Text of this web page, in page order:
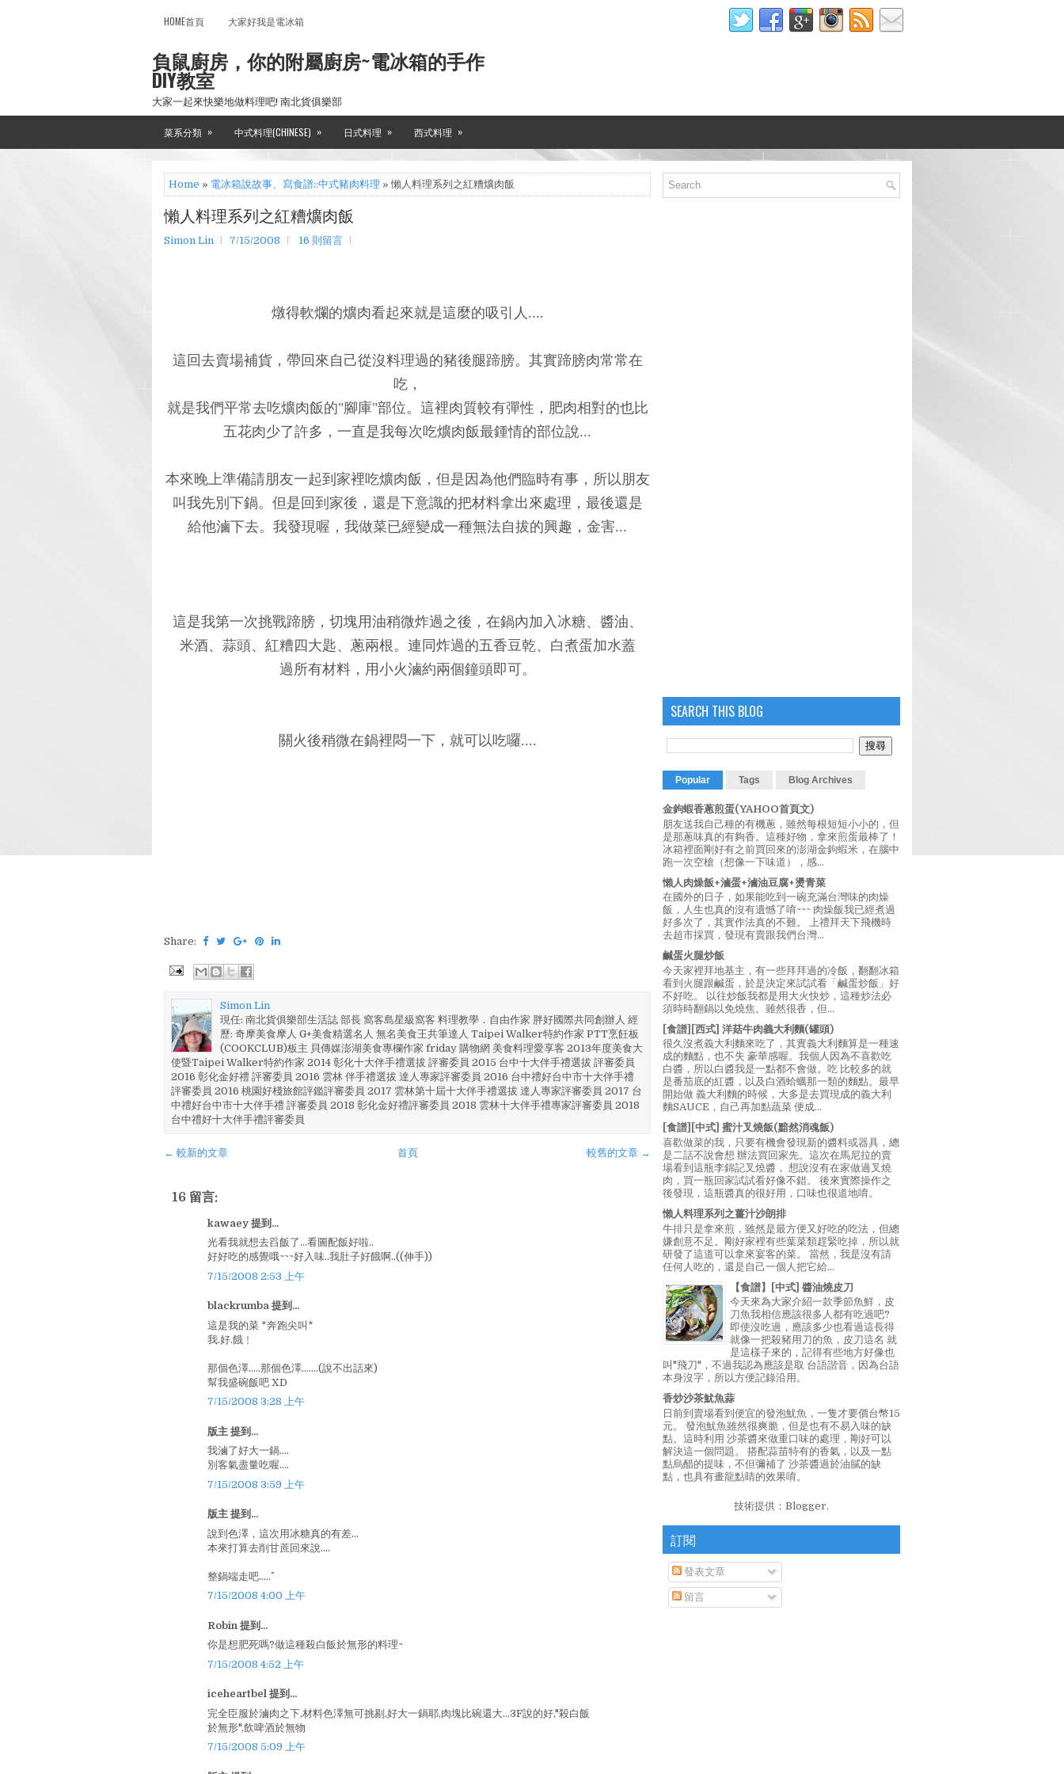
HOME首頁 大家好我是電冰箱
負鼠廚房，你的附屬廚房~電冰箱的手作
DIY教室
大家一起來快樂地做料理吧! 南北貨俱樂部
菜系分類 » 中式料理(CHINESE) » 日式料理 » 西式料理 »
Home » 電冰箱說故事、寫食譜::中式豬肉料理 » 懶人料理系列之紅糟爌肉飯
懶人料理系列之紅糟爌肉飯
Simon Lin 7/15/2008 16 則留言
燉得軟爛的爌肉看起來就是這麼的吸引人....
這回去賣場補貨，帶回來自己從沒料理過的豬後腿蹄膀。其實蹄膀肉常常在
吃，
就是我們平常去吃爌肉飯的"腳庫"部位。這裡肉質較有彈性，肥肉相對的也比
五花肉少了許多，一直是我每次吃爌肉飯最鍾情的部位說...
本來晚上準備請朋友一起到家裡吃爌肉飯，但是因為他們臨時有事，所以朋友
叫我先別下鍋。但是回到家後，還是下意識的把材料拿出來處理，最後還是
給他滷下去。我發現喔，我做菜已經變成一種無法自拔的興趣，金害...
這是我第一次挑戰蹄膀，切塊用油稍微炸過之後，在鍋內加入冰糖、醬油、
米酒、蒜頭、紅糟四大匙、蔥兩根。連同炸過的五香豆乾、白煮蛋加水蓋
過所有材料，用小火滷約兩個鐘頭即可。
關火後稍微在鍋裡悶一下，就可以吃囉....
Share:
Simon Lin
現任: 南北貨俱樂部生活誌 部長 窩客島星級窩客 料理教學．自由作家 胖好國際共同創辦人 經
歷: 奇摩美食摩人 G+美食精選名人 無名美食王共筆達人 Taipei Walker特約作家 PTT烹飪板
(COOKCLUB)板主 貝傳媒澎湖美食專欄作家 friday 購物網 美食料理愛享客 2013年度美食大
使暨Taipei Walker特約作家 2014 彰化十大伴手禮選拔 評審委員 2015 台中十大伴手禮選拔 評審委員
2016 彰化金好禮 評審委員 2016 雲林 伴手禮選拔 達人專家評審委員 2016 台中禮好台中市十大伴手禮
評審委員 2016 桃園好棧旅館評鑑評審委員 2017 雲林第十屆十大伴手禮選拔 達人專家評審委員 2017 台
中禮好台中市十大伴手禮 評審委員 2018 彰化金好禮評審委員 2018 雲林十大伴手禮專家評審委員 2018
台中禮好十大伴手禮評審委員
← 較新的文章 較舊的文章 →
首頁
16 留言:
kawaey 提到...
光看我就想去舀飯了...看圖配飯好啦..
好好吃的感覺哦~~~好入味..我肚子好餓啊..((伸手))
7/15/2008 2:53 上午
blackrumba 提到...
這是我的菜 *奔跑尖叫*
我.好.餓﹗
那個色澤.....那個色澤.......(說不出話來)
幫我盛碗飯吧 XD
7/15/2008 3:28 上午
版主 提到...
我滷了好大一鍋....
別客氣盡量吃喔....
7/15/2008 3:59 上午
版主 提到...
說到色澤，這次用冰糖真的有差...
本來打算去削甘蔗回來說....
整鍋端走吧.....^^
7/15/2008 4:00 上午
Robin 提到...
你是想肥死嗎?做這種殺白飯於無形的料理~
7/15/2008 4:52 上午
iceheartbel 提到...
完全臣服於滷肉之下,材料色澤無可挑剔,好大一鍋耶,肉塊比碗還大...3F說的好,"殺白飯
於無形",飲啤酒於無物
7/15/2008 5:09 上午
SEARCH THIS BLOG
Popular Tags Blog Archives
金鉤蝦香蔥煎蛋(YAHOO首頁文)
朋友送我自己種的有機蔥，雖然每根短短小小的，但
是那蔥味真的有夠香。這種好物，拿來煎蛋最棒了！
冰箱裡面剛好有之前買回來的澎湖金鉤蝦米，在腦中
跑一次空槍（想像一下味道），感...
懶人肉燥飯+滷蛋+滷油豆腐+燙青菜
在國外的日子，如果能吃到一碗充滿台灣味的肉燥
飯，人生也真的沒有遺憾了唷~~~ 肉燥飯我已經煮過
好多次了，其實作法真的不難。 上禮拜天下飛機時
去超市採買，發現有賣跟我們台灣...
鹹蛋火腿炒飯
今天家裡拜地基主，有一些拜拜過的冷飯，翻翻冰箱
看到火腿跟鹹蛋，於是決定來試試看「鹹蛋炒飯」好
不好吃。 以往炒飯我都是用大火快炒，這種炒法必
須時時翻鍋以免燒焦。雖然很香，但...
[食譜][西式] 洋菇牛肉義大利麵(罐頭)
很久沒煮義大利麵來吃了，其實義大利麵算是一種速
成的麵點，也不失 豪華感喔。我個人因為不喜歡吃
白醬，所以白醬我是一點都不會做。吃 比較多的就
是番茄底的紅醬，以及白酒蛤蠣那一類的麵點。最早
開始做 義大利麵的時候，大多是去買現成的義大利
麵SAUCE，自己再加點蔬菜 便成...
[食譜][中式] 蜜汁叉燒飯(黯然消魂飯)
喜歡做菜的我，只要有機會發現新的醬料或器具，總
是二話不說會想 辦法買回家先。這次在馬尼拉的賣
場看到這瓶李錦記叉燒醬， 想說沒有在家做過叉燒
肉，買一瓶回家試試看好像不錯。 後來實際操作之
後發現，這瓶醬真的很好用，口味也很道地唷。
懶人料理系列之薑汁沙朗排
牛排只是拿來煎，雖然是最方便又好吃的吃法，但總
嫌創意不足。剛好家裡有些葉菜類趕緊吃掉，所以就
研發了這道可以拿來宴客的菜。 當然，我是沒有請
任何人吃的，還是自己一個人把它給...
【食譜】[中式] 醬油燒皮刀
今天來為大家介紹一款季節魚鮮，皮
刀魚我相信應該很多人都有吃過吧?
即使沒吃過，應該多少也看過這長得
就像一把殺豬用刀的魚，皮刀這名 就
是這樣子來的，記得有些地方好像也
叫"飛刀"，不過我認為應該是取 台語諧音，因為台語
本身沒字，所以方便記錄沿用。
香炒沙茶魷魚蒜
日前到賣場看到便宜的發泡魷魚，一隻才要價台幣15
元。 發泡魷魚雖然很爽脆，但是也有不易入味的缺
點。這時利用 沙茶醬來做重口味的處理，剛好可以
解決這一個問題。 搭配蒜苗特有的香氣，以及一點
點烏醋的提味，不但彌補了 沙茶醬過於油膩的缺
點，也具有畫龍點睛的效果唷。
技術提供： Blogger.
訂閱
發表文章
留言